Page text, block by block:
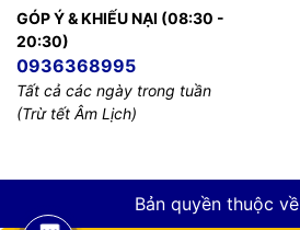
GÓP Ý & KHIẾU NẠI (08:30 -
20:30)
0936368995
Tất cả các ngày trong tuần
(Trừ tết Âm Lịch)
Bản quyền thuộc về